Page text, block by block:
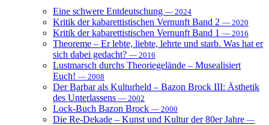
Eine schwere Entdeutschung — 2024
Kritik der kabarettistischen Vernunft Band 2 — 2020
Kritik der kabarettistischen Vernunft Band 1 — 2016
Theoreme – Er lebte, liebte, lehrte und starb. Was hat er
sich dabei gedacht? — 2016
Lustmarsch durchs Theoriegelände – Musealisiert
Euch! — 2008
Der Barbar als Kulturheld – Bazon Brock III: Ästhetik
des Unterlassens — 2002
Lock-Buch Bazon Brock — 2000
Die Re-Dekade – Kunst und Kultur der 80er Jahre —